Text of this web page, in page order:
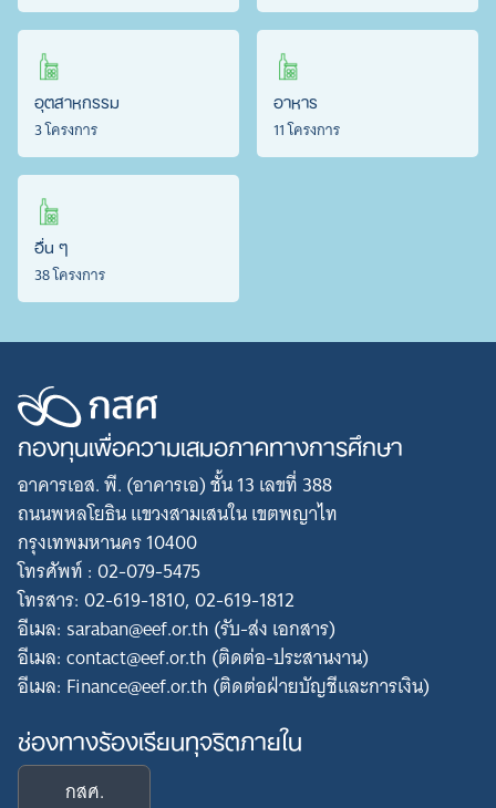
อุตสาหกรรม
3 โครงการ
อาหาร
11 โครงการ
อื่น ๆ
38 โครงการ
กองทุนเพื่อความเสมอภาคทางการศึกษา
อาคารเอส. พี. (อาคารเอ) ชั้น 13 เลขที่ 388
ถนนพหลโยธิน แขวงสามเสนใน เขตพญาไท
กรุงเทพมหานคร 10400
โทรศัพท์ : 02-079-5475
โทรสาร: 02-619-1810, 02-619-1812
อีเมล: saraban@eef.or.th (รับ-ส่ง เอกสาร)
อีเมล: contact@eef.or.th (ติดต่อ-ประสานงาน)
อีเมล: Finance@eef.or.th (ติดต่อฝ่ายบัญชีและการเงิน)
ช่องทางร้องเรียนทุจริตภายใน
กสศ.